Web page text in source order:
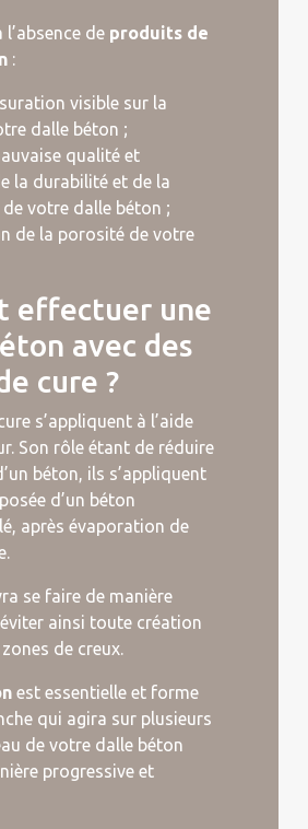
de produits de
:
visible sur la
dalle béton ;
qualité et
la durabilité et de la
votre dalle béton ;
de la porosité de votre
effectuer une
avec des
cure ?
s’appliquent à l’aide
Son rôle étant de réduire
béton, ils s’appliquent
d’un béton
après évaporation de
se faire de manière
ainsi toute création
de creux.
est essentielle et forme
qui agira sur plusieurs
de votre dalle béton
progressive et